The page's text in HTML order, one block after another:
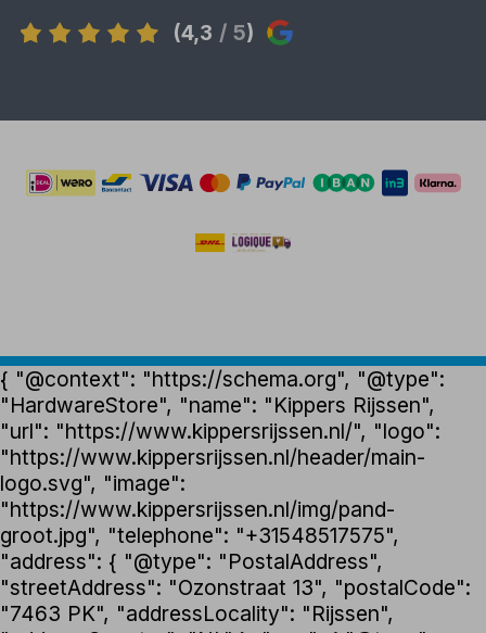
(4,3 / 5)
{ "@context": "https://schema.org", "@type":
"HardwareStore", "name": "Kippers Rijssen",
"url": "https://www.kippersrijssen.nl/", "logo":
"https://www.kippersrijssen.nl/header/main-
logo.svg", "image":
"https://www.kippersrijssen.nl/img/pand-
groot.jpg", "telephone": "+31548517575",
"address": { "@type": "PostalAddress",
"streetAddress": "Ozonstraat 13", "postalCode":
"7463 PK", "addressLocality": "Rijssen",